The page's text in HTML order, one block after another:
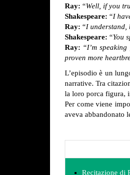
Ray: “Well, if you
Shakespeare: “I
Ray: “I understand,
Shakespeare: “You
Ray: “I’m
proven more
L’episodio è un
narrative. Tra
la loro porca figura,
Per come viene
aveva abbandonato
Recitazione di